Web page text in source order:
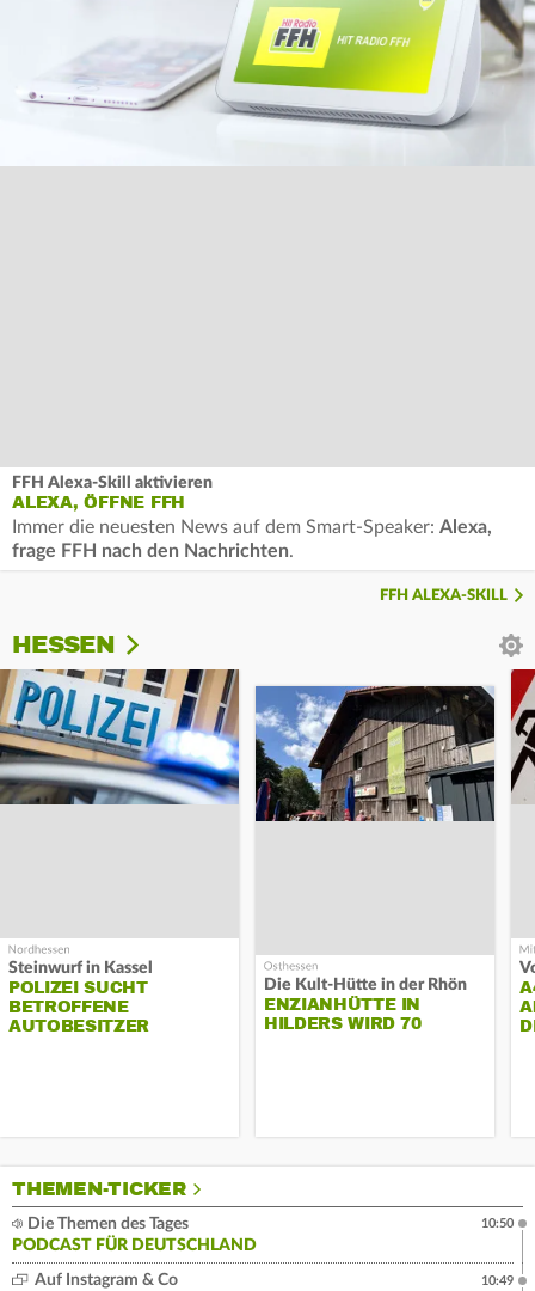
FFH Alexa-Skill aktivieren
ALEXA, ÖFFNE FFH
Immer die neuesten News auf dem Smart-Speaker: Alexa,
frage FFH nach den Nachrichten.
FFH ALEXA-SKILL
HESSEN
Steinwurf in Kassel
POLIZEI SUCHT
BETROFFENE
AUTOBESITZER
Die Kult-Hütte in der Rhön
ENZIANHÜTTE IN
HILDERS WIRD 70
THEMEN-TICKER
Die Themen des Tages
PODCAST FÜR DEUTSCHLAND
10:50
Auf Instagram & Co
10:49